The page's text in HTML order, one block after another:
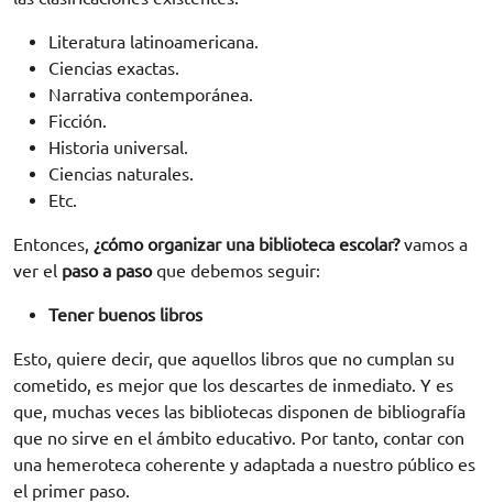
Literatura latinoamericana.
Ciencias exactas.
Narrativa contemporánea.
Ficción.
Historia universal.
Ciencias naturales.
Etc.
Entonces, ¿cómo organizar una biblioteca escolar?vamos a
ver el paso a pasoque debemos seguir:
Tener buenos libros
Esto, quiere decir, que aquellos libros que no cumplan su
cometido, es mejor que los descartes de inmediato. Y es
que, muchas veces las bibliotecas disponen de bibliografía
que no sirve en el ámbito educativo. Por tanto, contar con
una hemeroteca coherente y adaptada a nuestro público es
el primer paso.